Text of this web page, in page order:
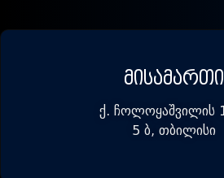
ᲛᲘᲡᲐᲛᲐᲠᲗᲘ
ქ. ჩოლოყაშვილის
5 ბ, თბილისი